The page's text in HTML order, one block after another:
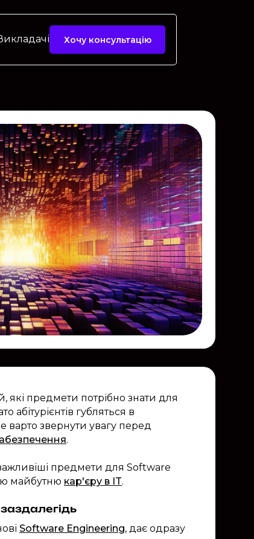
Хочу консультацію
які предмети потрібно знати для
гублять­ся в
варто звернути увагу перед
.
предмети для Software
майбутню кар'єру в IT.
Software Engineering, дає одразу